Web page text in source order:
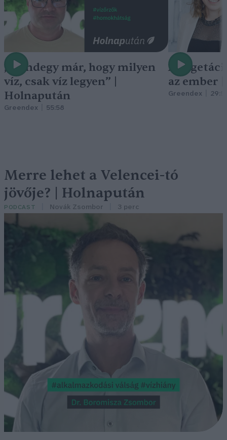
„Mindegy már, hogy milyen
víz, csak víz legyen” |
Holnapután
Greendex 55:58
A
az ember
Greendex
Merre lehet a Velencei-tó
jövője? | Holnapután
PODCAST Novák Zsombor 3 perc